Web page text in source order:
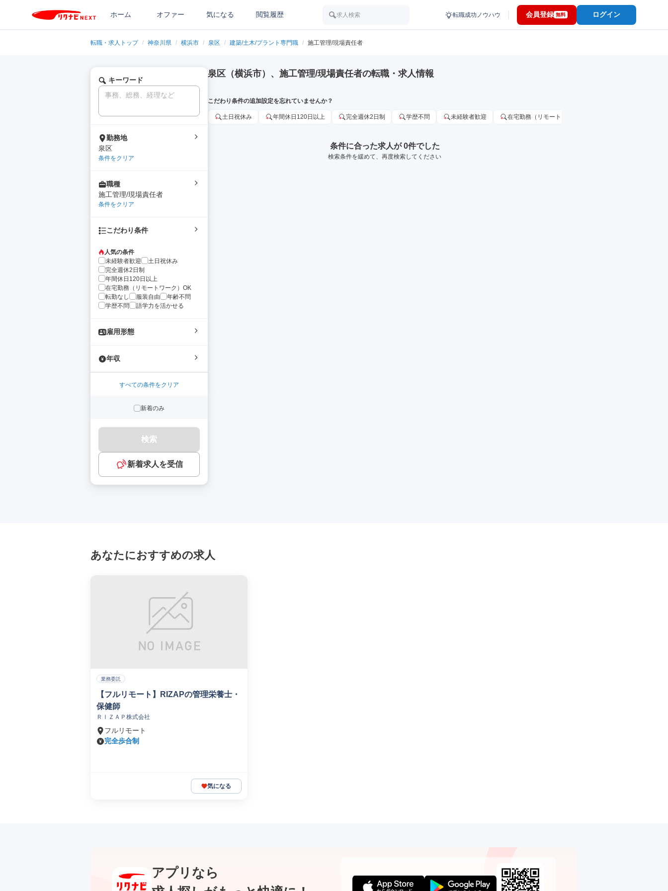
ホーム オファー 気になる 閲覧履歴 求人検索 転職成功ノウハウ 会員登録 無料 ログイン
転職・求人トップ / 神奈川県 / 横浜市 / 泉区 / 建築/土木/プラント専門職 / 施工管理/現場責任者
キーワード
勤務地
泉区
条件をクリア
職種
施工管理/現場責任者
条件をクリア
こだわり条件
人気の条件
未経験者歓迎
土日祝休み
完全週休2日制
年間休日120日以上
在宅勤務（リモートワーク）OK
転勤なし
服装自由
年齢不問
学歴不問
語学力を活かせる
雇用形態
年収
すべての条件をクリア
新着のみ
検索
新着求人を受信
泉区（横浜市）、施工管理/現場責任者の転職・求人情報
こだわり条件の追加設定を忘れていませんか？
土日祝休み 年間休日120日以上 完全週休2日制 学歴不問 未経験者歓迎 在宅勤務（リモートワーク）OK
条件に合った求人が 0件でした
検索条件を緩めて、再度検索してください
あなたにおすすめの求人
業務委託
【フルリモート】RIZAPの管理栄養士・
保健師
ＲＩＺＡＰ株式会社
フルリモート
完全歩合制
気になる
アプリなら